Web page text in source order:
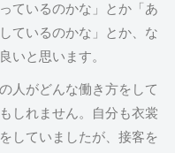
ているのかな」とか「あ
ているのかな」とか、な
いと思います。
人がどんな働き方をして
しれません。自分も衣裳
していましたが、接客を